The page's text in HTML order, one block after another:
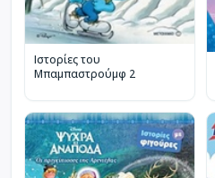
Ιστορίες του
Μπαμπαστρούμφ 2